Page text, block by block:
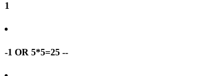
1
-1 OR 5*5=25 --